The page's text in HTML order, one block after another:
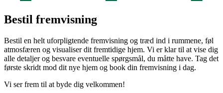
Bestil fremvisning
Bestil en helt uforpligtende fremvisning og træd ind i rummene, føl
atmosfæren og visualiser dit fremtidige hjem. Vi er klar til at vise dig
alle detaljer og besvare eventuelle spørgsmål, du måtte have. Tag det
første skridt mod dit nye hjem og book din fremvisning i dag.
Vi ser frem til at byde dig velkommen!